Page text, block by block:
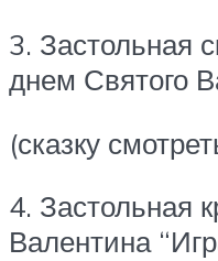
3. Застольная
днем Святого
(сказку
4. Застольная
Валентина